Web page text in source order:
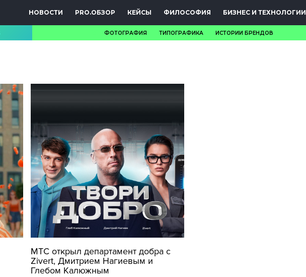
НОВОСТИ PRO.ОБЗОР КЕЙСЫ ФИЛОСОФИЯ БИЗНЕС И ТЕХНОЛОГИИ
ФОТОГРАФИЯ ТИПОГРАФИКА ИСТОРИИ БРЕНДОВ
МТС открыл департамент добра с
Zivert, Дмитрием Нагиевым и
Глебом Калюжным
PRO.ОБЗОР
ФИЛОСОФИЯ
КРЕАТИВА
БИЗНЕС И
ТЕХНОЛОГИИ
ФЕСТИВАЛИ